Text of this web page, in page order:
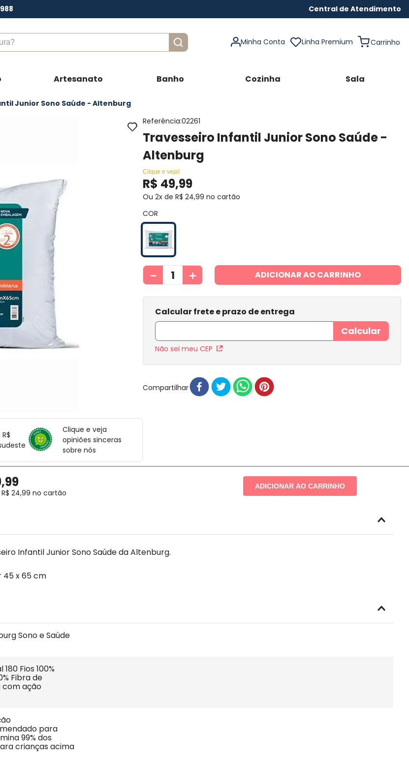
Central de Atendimento
Minha Conta Linha Premium
Artesanato Banho Cozinha Sala
Junior Sono Saúde - Altenburg
Clique e veja
opiniões sinceras
sobre nós
Referência:02261
Travesseiro Infantil Junior Sono Saúde -
Altenburg
Clique e veja!
R$ 49,99
Ou2x deR$ 24,99 no cartão
COR
＋
－ ADICIONAR AO CARRINHO
Não sei meu CEP
Compartilhar
,99
R$ 24,99 no cartão
ADICIONAR AO CARRINHO
Infantil Junior Sono Saúde da Altenburg.
45 x 65 cm
Sono e Saúde
Fios 100%
Fibra de
com ação
para
99% dos
crianças acima